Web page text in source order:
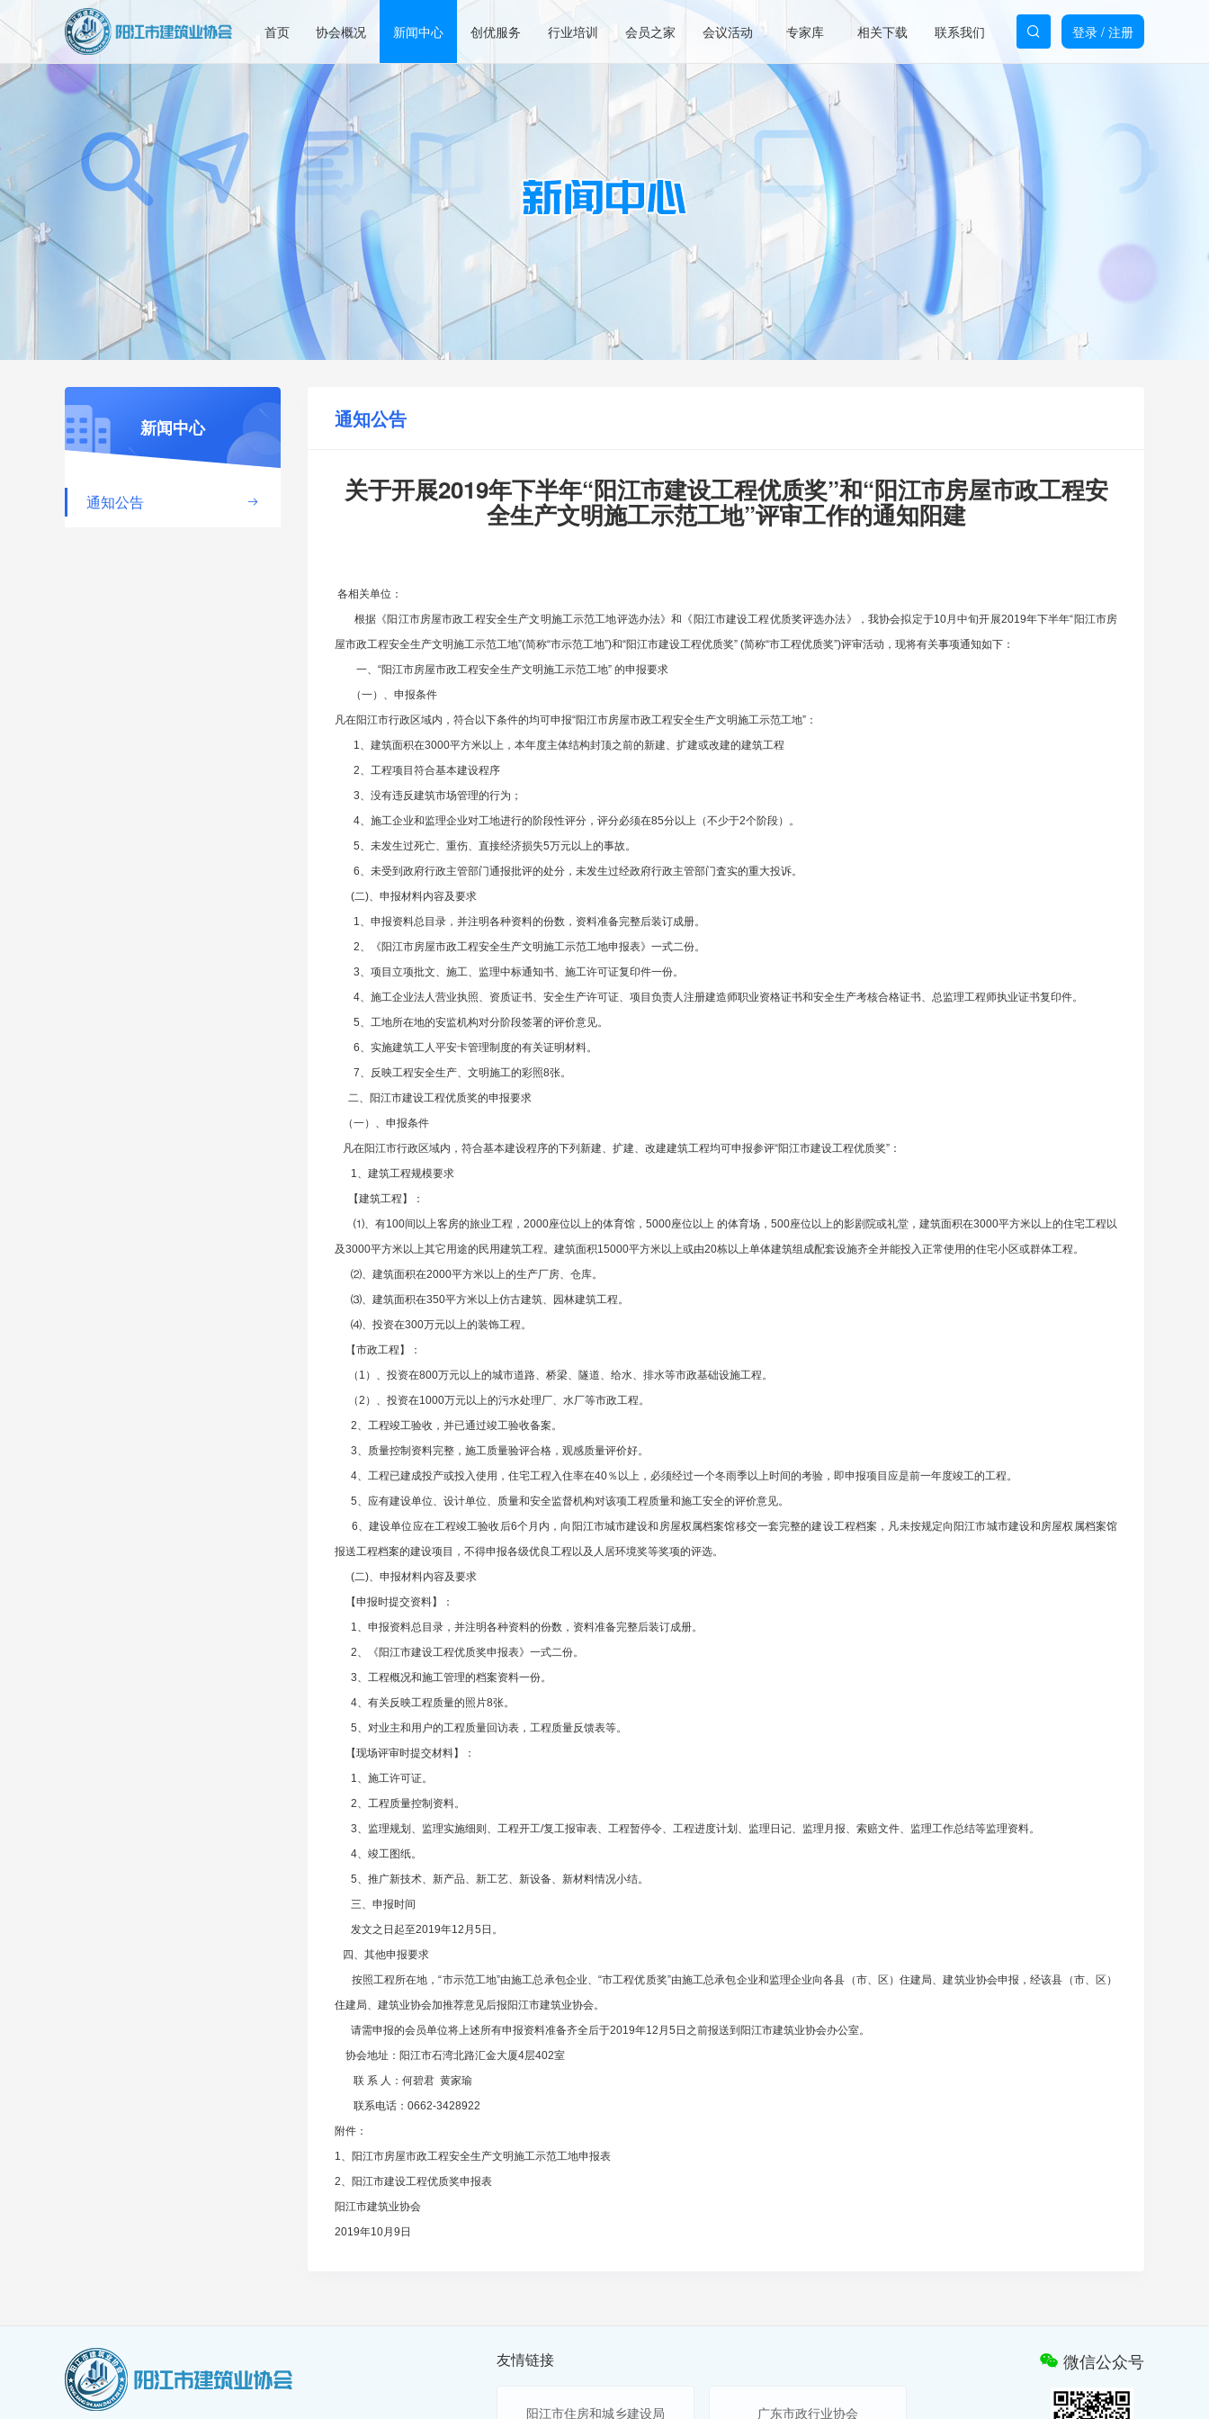
首页 协会概况 新闻中心 创优服务 行业培训 会员之家 会议活动 专家库 相关下载 联系我们  登录 / 注册
新闻中心
通知公告 
通知公告
关于开展2019年下半年“阳江市建设工程优质奖”和“阳江市房屋市政工程安
全生产文明施工示范工地”评审工作的通知阳建
各相关单位：
根据《阳江市房屋市政工程安全生产文明施工示范工地评选办法》和《阳江市建设工程优质奖评选办法》，我协会拟定于10月中旬开展2019年下半年“阳江市房
屋市政工程安全生产文明施工示范工地”(简称“市示范工地”)和“阳江市建设工程优质奖” (简称“市工程优质奖”)评审活动，现将有关事项通知如下：
一、“阳江市房屋市政工程安全生产文明施工示范工地” 的申报要求
（一）、申报条件
凡在阳江市行政区域内，符合以下条件的均可申报“阳江市房屋市政工程安全生产文明施工示范工地”：
1、建筑面积在3000平方米以上，本年度主体结构封顶之前的新建、扩建或改建的建筑工程
2、工程项目符合基本建设程序
3、没有违反建筑市场管理的行为；
4、施工企业和监理企业对工地进行的阶段性评分，评分必须在85分以上（不少于2个阶段）。
5、未发生过死亡、重伤、直接经济损失5万元以上的事故。
6、未受到政府行政主管部门通报批评的处分，未发生过经政府行政主管部门査实的重大投诉。
(二)、申报材料内容及要求
1、申报资料总目录，并注明各种资料的份数，资料准备完整后装订成册。
2、《阳江市房屋市政工程安全生产文明施工示范工地申报表》一式二份。
3、项目立项批文、施工、监理中标通知书、施工许可证复印件一份。
4、施工企业法人营业执照、资质证书、安全生产许可证、项目负责人注册建造师职业资格证书和安全生产考核合格证书、总监理工程师执业证书复印件。
5、工地所在地的安监机构对分阶段签署的评价意见。
6、实施建筑工人平安卡管理制度的有关证明材料。
7、反映工程安全生产、文明施工的彩照8张。
二、阳江市建设工程优质奖的申报要求
（一）、申报条件
凡在阳江市行政区域内，符合基本建设程序的下列新建、扩建、改建建筑工程均可申报参评“阳江市建设工程优质奖”：
1、建筑工程规模要求
【建筑工程】：
⑴、有100间以上客房的旅业工程，2000座位以上的体育馆，5000座位以上 的体育场，500座位以上的影剧院或礼堂，建筑面积在3000平方米以上的住宅工程以
及3000平方米以上其它用途的民用建筑工程。建筑面积15000平方米以上或由20栋以上单体建筑组成配套设施齐全并能投入正常使用的住宅小区或群体工程。
⑵、建筑面积在2000平方米以上的生产厂房、仓库。
⑶、建筑面积在350平方米以上仿古建筑、园林建筑工程。
⑷、投资在300万元以上的装饰工程。
【市政工程】：
（1）、投资在800万元以上的城市道路、桥梁、隧道、给水、排水等市政基础设施工程。
（2）、投资在1000万元以上的污水处理厂、水厂等市政工程。
2、工程竣工验收，并已通过竣工验收备案。
3、质量控制资料完整，施工质量验评合格，观感质量评价好。
4、工程已建成投产或投入使用，住宅工程入住率在40％以上，必须经过一个冬雨季以上时间的考验，即申报项目应是前一年度竣工的工程。
5、应有建设单位、设计单位、质量和安全监督机构对该项工程质量和施工安全的评价意见。
6、建设单位应在工程竣工验收后6个月内，向阳江市城市建设和房屋权属档案馆移交一套完整的建设工程档案，凡未按规定向阳江市城市建设和房屋权属档案馆
报送工程档案的建设项目，不得申报各级优良工程以及人居环境奖等奖项的评选。
(二)、申报材料内容及要求
【申报时提交资料】：
1、申报资料总目录，并注明各种资料的份数，资料准备完整后装订成册。
2、《阳江市建设工程优质奖申报表》一式二份。
3、工程概况和施工管理的档案资料一份。
4、有关反映工程质量的照片8张。
5、对业主和用户的工程质量回访表，工程质量反馈表等。
【现场评审时提交材料】：
1、施工许可证。
2、工程质量控制资料。
3、监理规划、监理实施细则、工程开工/复工报审表、工程暂停令、工程进度计划、监理日记、监理月报、索赔文件、监理工作总结等监理资料。
4、竣工图纸。
5、推广新技术、新产品、新工艺、新设备、新材料情况小结。
三、申报时间
发文之日起至2019年12月5日。
四、其他申报要求
按照工程所在地，“市示范工地”由施工总承包企业、“市工程优质奖”由施工总承包企业和监理企业向各县（市、区）住建局、建筑业协会申报，经该县（市、区）
住建局、建筑业协会加推荐意见后报阳江市建筑业协会。
请需申报的会员单位将上述所有申报资料准备齐全后于2019年12月5日之前报送到阳江市建筑业协会办公室。
协会地址：阳江市石湾北路汇金大厦4层402室
联 系 人：何碧君 黄家瑜
联系电话：0662-3428922
附件：
1、
阳江市房屋市政工程安全生产文明施工示范工地申报表
2、
阳江市建设工程优质奖申报表
阳江市建筑业协会
2019年10月9日
友情链接
阳江市住房和城乡建设局 广东市政行业协会
微信公众号